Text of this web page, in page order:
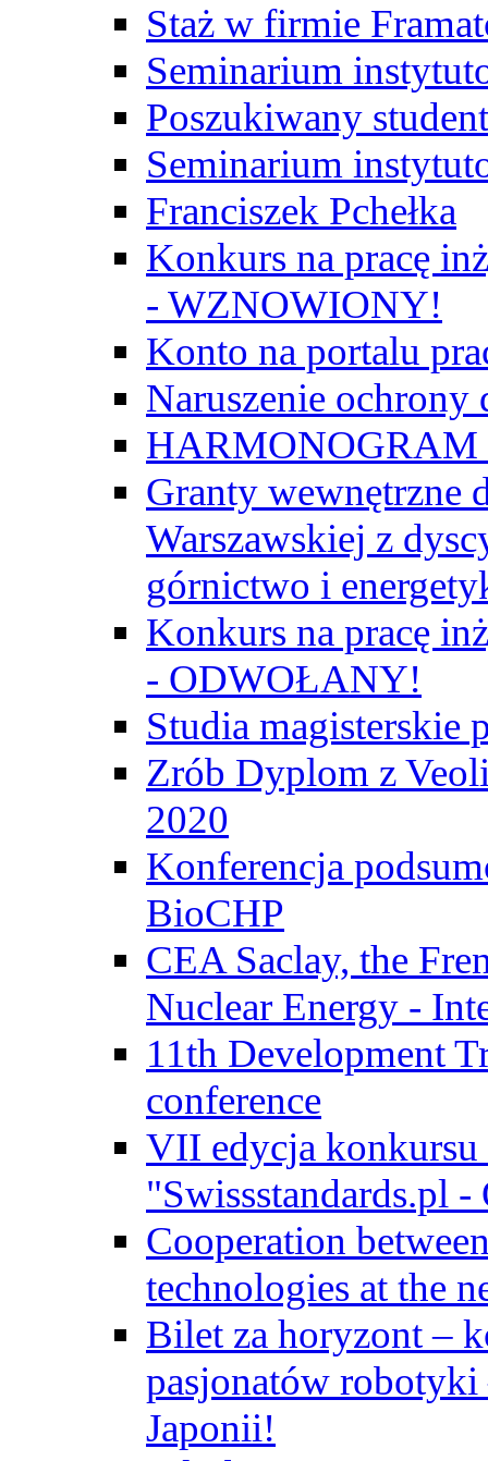
Staż w firmie
Seminarium
Poszukiwany
Seminarium
Franciszek Pchełka
Konkurs na pracę
- WZNOWIONY!
Konto na portalu
Naruszenie ochrony
Granty wewnętrzne
Warszawskiej z
górnictwo i
Konkurs na pracę
- ODWOŁANY!
Studia magisterskie
Zrób Dyplom z
2020
Konferencja
BioCHP
CEA Saclay, the
Nuclear Energy -
11th Development
conference
VII edycja konkursu
"Swissstandards.pl
Cooperation
technologies at the
Bilet za horyzont –
pasjonatów
Japonii!